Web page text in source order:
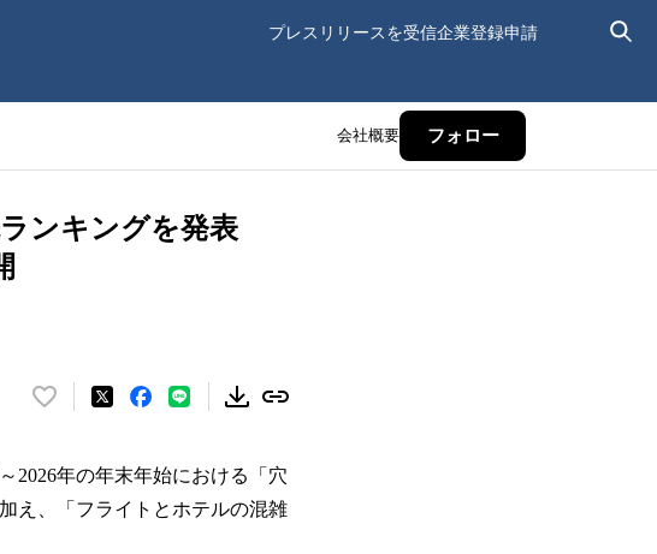
プレスリリースを受信企業登録申請
会社概要 フォロー
ランキングを発表
い
！
2026年の年末年始における「穴
え、「フライトとホテルの混雑